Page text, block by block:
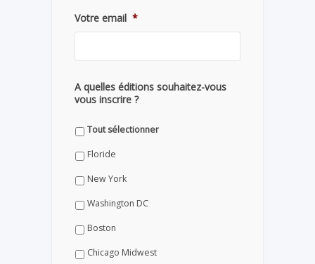
Votre email *
A quelles éditions souhaitez-vous
vous inscrire ?
Tout sélectionner
Floride
New York
Washington DC
Boston
Chicago Midwest